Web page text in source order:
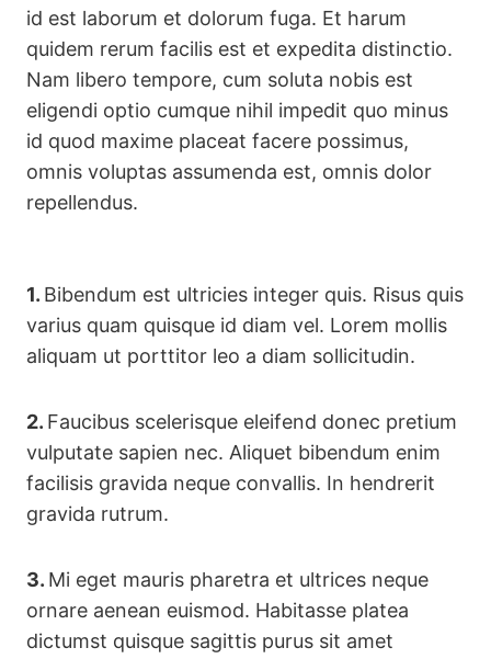
id est laborum et dolorum fuga. Et harum
quidem rerum facilis est et expedita distinctio.
Nam libero tempore, cum soluta nobis est
eligendi optio cumque nihil impedit quo minus
id quod maxime placeat facere possimus,
omnis voluptas assumenda est, omnis dolor
repellendus.
1. Bibendum est ultricies integer quis. Risus quis
varius quam quisque id diam vel. Lorem mollis
aliquam ut porttitor leo a diam sollicitudin.
2. Faucibus scelerisque eleifend donec pretium
vulputate sapien nec. Aliquet bibendum enim
facilisis gravida neque convallis. In hendrerit
gravida rutrum.
3. Mi eget mauris pharetra et ultrices neque
ornare aenean euismod. Habitasse platea
dictumst quisque sagittis purus sit amet